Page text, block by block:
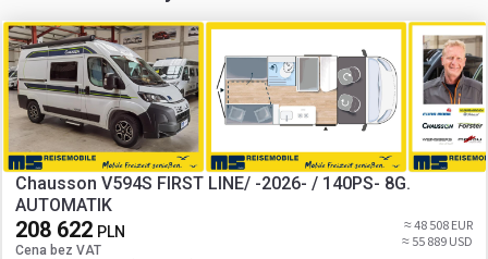
Chausson V594S FIRST LINE/ -2026- / 140PS- 8G.
AUTOMATIK
208 622 PLN
Cena bez VAT
≈ 48 508 EUR
≈ 55 889 USD